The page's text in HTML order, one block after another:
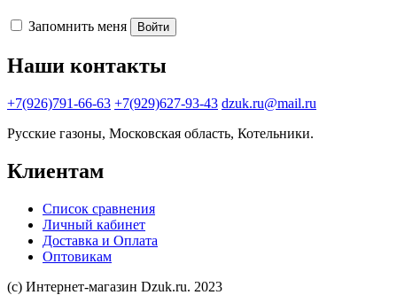
Запомнить меня Войти
Наши контакты
+7(926)791-66-63 +7(929)627-93-43 dzuk.ru@mail.ru
Русские газоны, Московская область, Котельники.
Клиентам
Список сравнения
Личный кабинет
Доставка и Оплата
Оптовикам
(с) Интернет-магазин Dzuk.ru. 2023